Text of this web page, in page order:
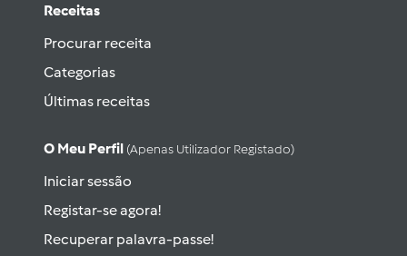
Receitas
Procurar receita
Categorias
Últimas receitas
O Meu Perfil (apenas Utilizador Registado)
Iniciar sessão
Registar-se agora!
Recuperar palavra-passe!